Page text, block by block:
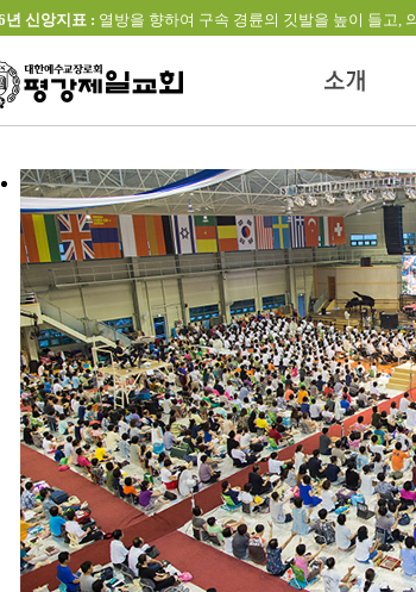
년 신앙지표 : 열방을 향하여 구속 경륜의 깃발을 높이 들고,